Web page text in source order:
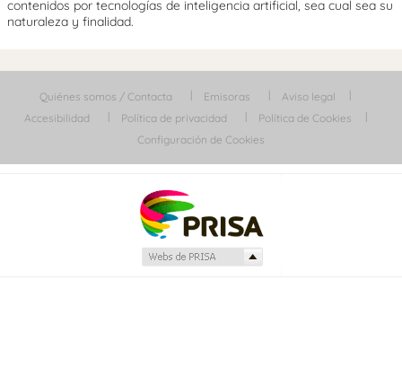
contenidos por tecnologías de inteligencia artificial, sea cual sea su
naturaleza y finalidad.
Quiénes somos / Contacta Emisoras
Aviso legal
Accesibilidad
Política de privacidad
Política de Cookies
Configuración de Cookies